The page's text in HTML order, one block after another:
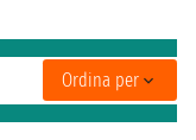
Ordina per